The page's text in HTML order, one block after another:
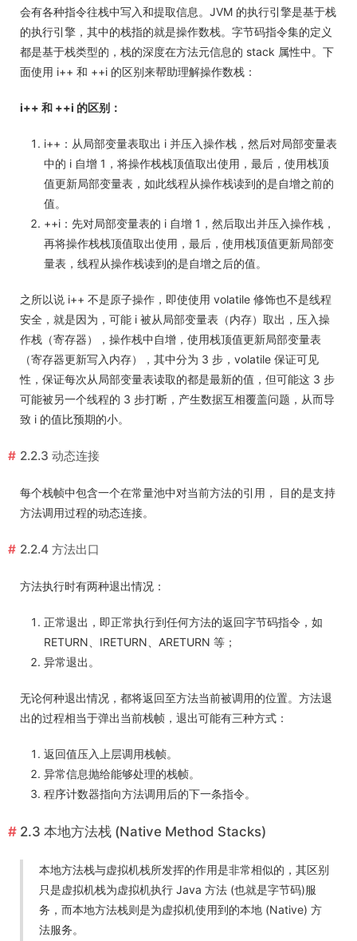
会有各种指令往栈中写入和提取信息。JVM 的执行引擎是基于栈
的执行引擎，其中的栈指的就是操作数栈。字节码指令集的定义
都是基于栈类型的，栈的深度在方法元信息的 stack 属性中。下
面使用 i++ 和 ++i 的区别来帮助理解操作数栈：
i++ 和 ++i 的区别：
i++：从局部变量表取出 i 并压入操作栈，然后对局部变量表
中的 i 自增 1，将操作栈栈顶值取出使用，最后，使用栈顶
值更新局部变量表，如此线程从操作栈读到的是自增之前的
值。
++i：先对局部变量表的 i 自增 1，然后取出并压入操作栈，
再将操作栈栈顶值取出使用，最后，使用栈顶值更新局部变
量表，线程从操作栈读到的是自增之后的值。
之所以说 i++ 不是原子操作，即使使用 volatile 修饰也不是线程
安全，就是因为，可能 i 被从局部变量表（内存）取出，压入操
作栈（寄存器），操作栈中自增，使用栈顶值更新局部变量表
（寄存器更新写入内存），其中分为 3 步，volatile 保证可见
性，保证每次从局部变量表读取的都是最新的值，但可能这 3 步
可能被另一个线程的 3 步打断，产生数据互相覆盖问题，从而导
致 i 的值比预期的小。
2.2.3 动态连接
每个栈帧中包含一个在常量池中对当前方法的引用， 目的是支持
方法调用过程的动态连接。
2.2.4 方法出口
方法执行时有两种退出情况：
正常退出，即正常执行到任何方法的返回字节码指令，如
RETURN、IRETURN、ARETURN 等；
异常退出。
无论何种退出情况，都将返回至方法当前被调用的位置。方法退
出的过程相当于弹出当前栈帧，退出可能有三种方式：
返回值压入上层调用栈帧。
异常信息抛给能够处理的栈帧。
程序计数器指向方法调用后的下一条指令。
2.3 本地方法栈 (Native Method Stacks)
本地方法栈与虚拟机栈所发挥的作用是非常相似的，其区别
只是虚拟机栈为虚拟机执行 Java 方法 (也就是字节码)服
务，而本地方法栈则是为虚拟机使用到的本地 (Native) 方
法服务。